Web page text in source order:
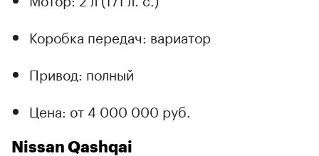
Коробка передач: вариатор
Привод: полный
Цена: от 4 000 000 руб.
Nissan Qashqai